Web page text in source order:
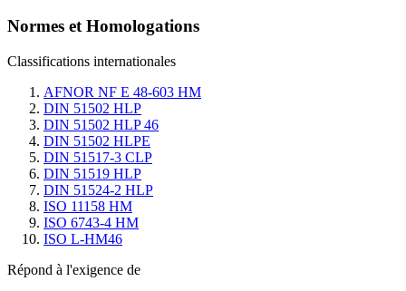
Normes et Homologations
Classifications internationales
AFNOR NF E 48-603 HM
DIN 51502 HLP
DIN 51502 HLP 46
DIN 51502 HLPE
DIN 51517-3 CLP
DIN 51519 HLP
DIN 51524-2 HLP
ISO 11158 HM
ISO 6743-4 HM
ISO L-HM46
Répond à l'exigence de